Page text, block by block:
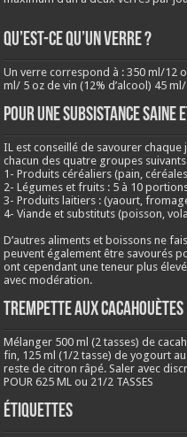
QU’EST-CE QU’UN VERRE ?
Un verre correspond à : 350 ml/12
ml/ 5 oz de vin (12% d’alcool) 45
Pour une subsistance saine
IL est conseillé de savourer chaque
chacun des quatre groupes
1- Produits céréaliers (pain,
2- Légumes et fruits : 5 à 10
3- Produits laitiers : (yaourt,
4- Viande et substituts (poisson,
D’autres aliments et boissons ne
peuvent également être savourés
ont cependant une teneur plus
avec modération.
Trempette aux cacahouètes
Mélanger 500 ml (2 tasses) de
fin, 125 ml (1/2 tasse) de yogourt
reste de citron râpé. Saler avec
POUR 625 ML ou 21/2 TASSES
Étiquettes